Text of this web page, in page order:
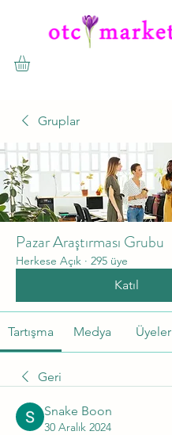
Gruplar
Pazar Araştırması Grubu
Herkese Açık · 295 üye
Katıl
Tartışma Medya Üyeler
Geri
Snake Boon
30 Aralık 2024